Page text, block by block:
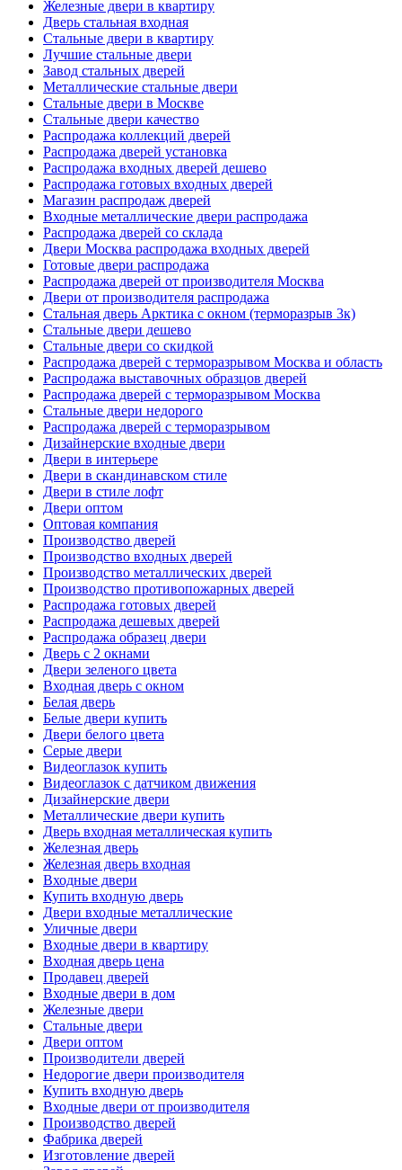
Железные двери в квартиру
Дверь стальная входная
Стальные двери в квартиру
Лучшие стальные двери
Завод стальных дверей
Металлические стальные двери
Стальные двери в Москве
Стальные двери качество
Распродажа коллекций дверей
Распродажа дверей установка
Распродажа входных дверей дешево
Распродажа готовых входных дверей
Магазин распродаж дверей
Входные металлические двери распродажа
Распродажа дверей со склада
Двери Москва распродажа входных дверей
Готовые двери распродажа
Распродажа дверей от производителя Москва
Двери от производителя распродажа
Стальная дверь Арктика с окном (терморазрыв 3к)
Стальные двери дешево
Стальные двери со скидкой
Распродажа дверей с терморазрывом Москва и область
Распродажа выставочных образцов дверей
Распродажа дверей с терморазрывом Москва
Стальные двери недорого
Распродажа дверей с терморазрывом
Дизайнерские входные двери
Двери в интерьере
Двери в скандинавском стиле
Двери в стиле лофт
Двери оптом
Оптовая компания
Производство дверей
Производство входных дверей
Производство металлических дверей
Производство противопожарных дверей
Распродажа готовых дверей
Распродажа дешевых дверей
Распродажа образец двери
Дверь с 2 окнами
Двери зеленого цвета
Входная дверь с окном
Белая дверь
Белые двери купить
Двери белого цвета
Серые двери
Видеоглазок купить
Видеоглазок с датчиком движения
Дизайнерские двери
Металлические двери купить
Дверь входная металлическая купить
Железная дверь
Железная дверь входная
Входные двери
Купить входную дверь
Двери входные металлические
Уличные двери
Входные двери в квартиру
Входная дверь цена
Продавец дверей
Входные двери в дом
Железные двери
Стальные двери
Двери оптом
Производители дверей
Недорогие двери производителя
Купить входную дверь
Входные двери от производителя
Производство дверей
Фабрика дверей
Изготовление дверей